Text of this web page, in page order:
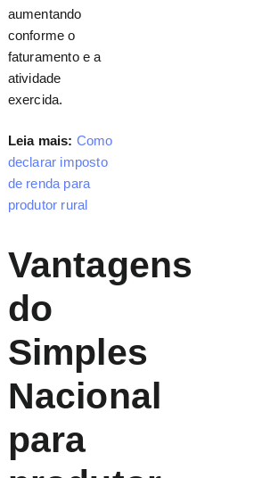
aumentando
conforme o
faturamento e a
atividade
exercida.
Leia mais: Como
declarar imposto
de renda para
produtor rural
Vantagens
do
Simples
Nacional
para